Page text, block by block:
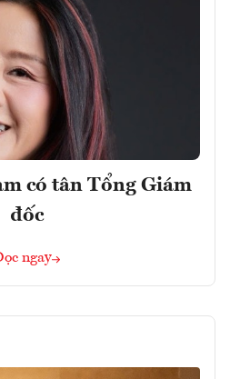
có tân Tổng Giám
đốc
ngay